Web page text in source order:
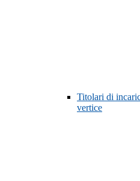
Titolari di
vertice